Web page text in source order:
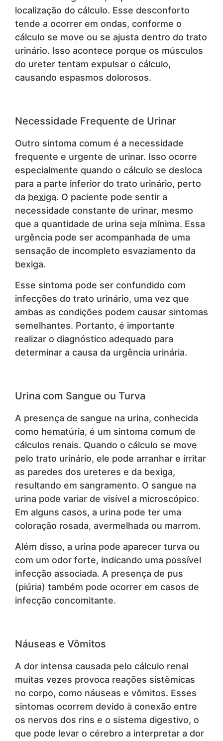
localização do cálculo. Esse desconforto
tende a ocorrer em ondas, conforme o
cálculo se move ou se ajusta dentro do trato
urinário. Isso acontece porque os músculos
do ureter tentam expulsar o cálculo,
causando espasmos dolorosos.
Necessidade Frequente de Urinar
Outro sintoma comum é a necessidade
frequente e urgente de urinar. Isso ocorre
especialmente quando o cálculo se desloca
para a parte inferior do trato urinário, perto
da bexiga. O paciente pode sentir a
necessidade constante de urinar, mesmo
que a quantidade de urina seja mínima. Essa
urgência pode ser acompanhada de uma
sensação de incompleto esvaziamento da
bexiga.
Esse sintoma pode ser confundido com
infecções do trato urinário, uma vez que
ambas as condições podem causar sintomas
semelhantes. Portanto, é importante
realizar o diagnóstico adequado para
determinar a causa da urgência urinária.
Urina com Sangue ou Turva
A presença de sangue na urina, conhecida
como hematúria, é um sintoma comum de
cálculos renais. Quando o cálculo se move
pelo trato urinário, ele pode arranhar e irritar
as paredes dos ureteres e da bexiga,
resultando em sangramento. O sangue na
urina pode variar de visível a microscópico.
Em alguns casos, a urina pode ter uma
coloração rosada, avermelhada ou marrom.
Além disso, a urina pode aparecer turva ou
com um odor forte, indicando uma possível
infecção associada. A presença de pus
(piúria) também pode ocorrer em casos de
infecção concomitante.
Náuseas e Vômitos
A dor intensa causada pelo cálculo renal
muitas vezes provoca reações sistêmicas
no corpo, como náuseas e vômitos. Esses
sintomas ocorrem devido à conexão entre
os nervos dos rins e o sistema digestivo, o
que pode levar o cérebro a interpretar a dor